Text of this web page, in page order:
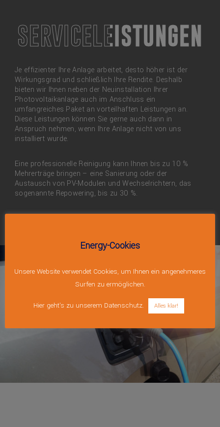
Je effizienter Ihre Anlage arbeitet, desto höher ist der
Wirkungsgrad und schließlich Ihre Rendite. Deshalb
bieten wir Ihnen neben der Neuinstallation Ihrer
Photovoltaikanlage auch im Anschluss ein
umfangreiches Paket an vorteilhaften Leistungen an.
Diese Leistungen können Sie gerne auch dann in
Anspruch nehmen, wenn Ihre Anlage nicht von uns
installiert wurde.
Eine professionelle Reinigung kann Ihnen bis zu 10 %
Mehrerträge bringen – eine Sanierung oder der
Austausch von PV-Modulen und Wechselrichtern, das
sogenannte Repowering, bis zu 30 %.
SERVICELEISTUNGEN
SERVICELEISTUNGEN
Energy-Cookies
Unsere Website verwendet Cookies, um Ihnen ein angenehmeres
Surfen zu ermöglichen.
Hier geht's zu unserem Datenschutz. Alles klar!